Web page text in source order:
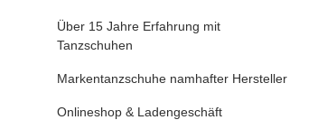
Über 15 Jahre Erfahrung mit
Tanzschuhen
Markentanzschuhe namhafter Hersteller
Onlineshop & Ladengeschäft